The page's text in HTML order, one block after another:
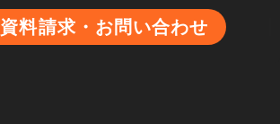
資料請求・お問い合わせ